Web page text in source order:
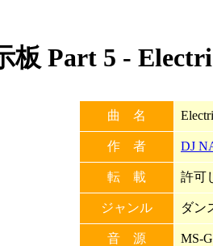
板 Part 5 -
曲 名
作 者 DJ
転 載 許可
ジャンル ダン
音 源 MS-